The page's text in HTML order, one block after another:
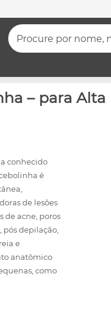
Procure por nome,
– para
conhecido
é
de lesões
de acne, poros
depilação,
e
anatômico
como
com a